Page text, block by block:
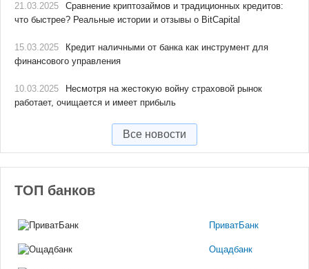
21.03.2025
Сравнение криптозаймов и традиционных кредитов:
что быстрее? Реальные истории и отзывы о BitCapital
15.03.2025
Кредит наличными от банка как инструмент для
финансового управления
10.03.2025
Несмотря на жестокую войну страховой рынок
работает, очищается и имеет прибыль
Все новости
ТОП банков
ПриватБанк
Ощадбанк